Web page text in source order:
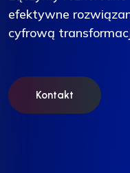
efektywne
cyfrową
Kontakt
efektywne
cyfrową
Kontakt
efektywne
cyfrową
Kontakt